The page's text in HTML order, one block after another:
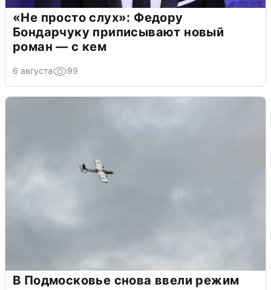
«Не просто слух»: Федору
Бондарчуку приписывают новый
роман — с кем
6 августа 99
В Подмосковье снова ввели режим